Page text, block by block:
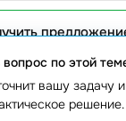
вопрос по этой
вашу задачу
решение.